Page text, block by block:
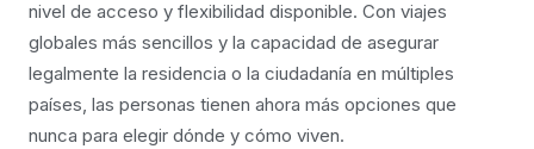
nivel de acceso y flexibilidad disponible. Con viajes
globales más sencillos y la capacidad de asegurar
legalmente la residencia o la ciudadanía en múltiples
países, las personas tienen ahora más opciones que
nunca para elegir dónde y cómo viven.